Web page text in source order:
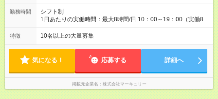
期間】試用期間あり 試用期間の長さ：3ヶ月 雇用形態、給与は
本採用時と同じです。
勤務時間
シフト制
1日あたりの実働時間：最大8時間/日 10：00～19：00（実働8時
間） ※勤務地により異なります。
特徴 10名以上の大量募集
気になる！ 応募する 詳細へ
掲載元企業名 株式会社マーキュリー